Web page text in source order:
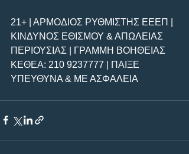
21+ | ΑΡΜΟΔΙΟΣ ΡΥΘΜΙΣΤΗΣ ΕΕΕΠ |
ΚΙΝΔΥΝΟΣ ΕΘΙΣΜΟΥ & ΑΠΩΛΕΙΑΣ
ΠΕΡΙΟΥΣΙΑΣ | ΓΡΑΜΜΗ ΒΟΗΘΕΙΑΣ
ΚΕΘΕΑ: 210 9237777 | ΠΑΙΞΕ
ΥΠΕΥΘΥΝΑ & ΜΕ ΑΣΦΑΛΕΙΑ